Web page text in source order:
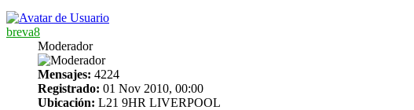
breva8
Moderador
Mensajes: 4224
Registrado: 01 Nov 2010, 00:00
Ubicación: L21 9HR LIVERPOOL